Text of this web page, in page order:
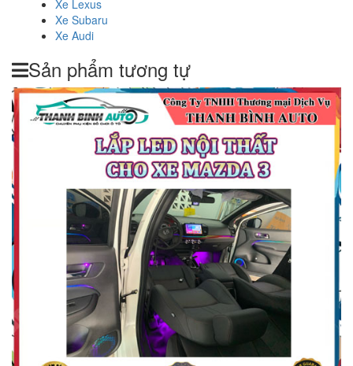
Xe Lexus
Xe Subaru
Xe Audi
Sản phẩm tương tự